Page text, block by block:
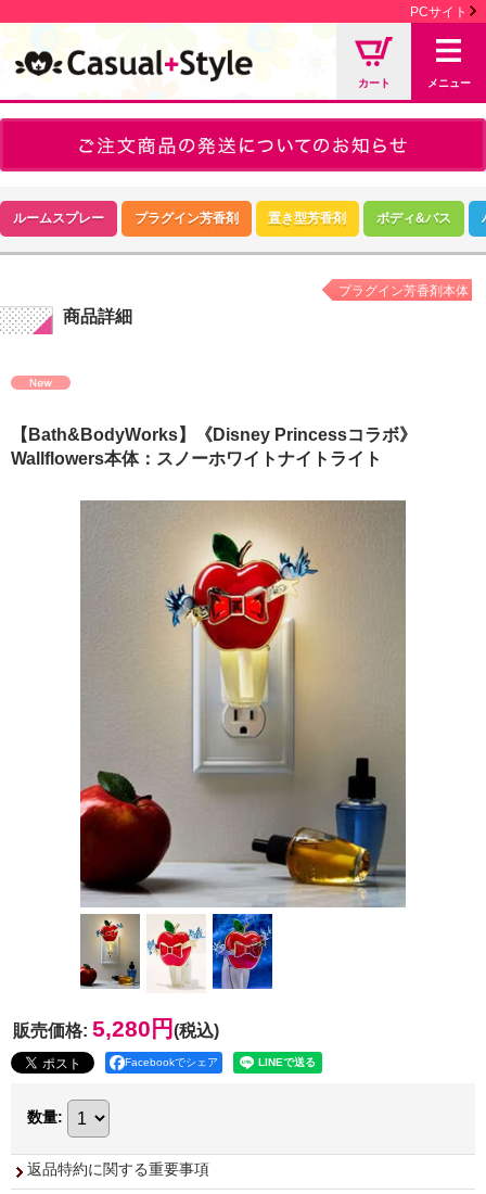
PCサイト
カート メニュー
ルームスプレー プラグイン芳香剤 置き型芳香剤 ボディ&バス
商品詳細
プラグイン芳香剤本体
【Bath&BodyWorks】《Disney Princessコラボ》
Wallflowers本体：スノーホワイトナイトライト
販売価格: 5,280円 (税込)
Facebookでシェア
数量:
返品特約に関する重要事項